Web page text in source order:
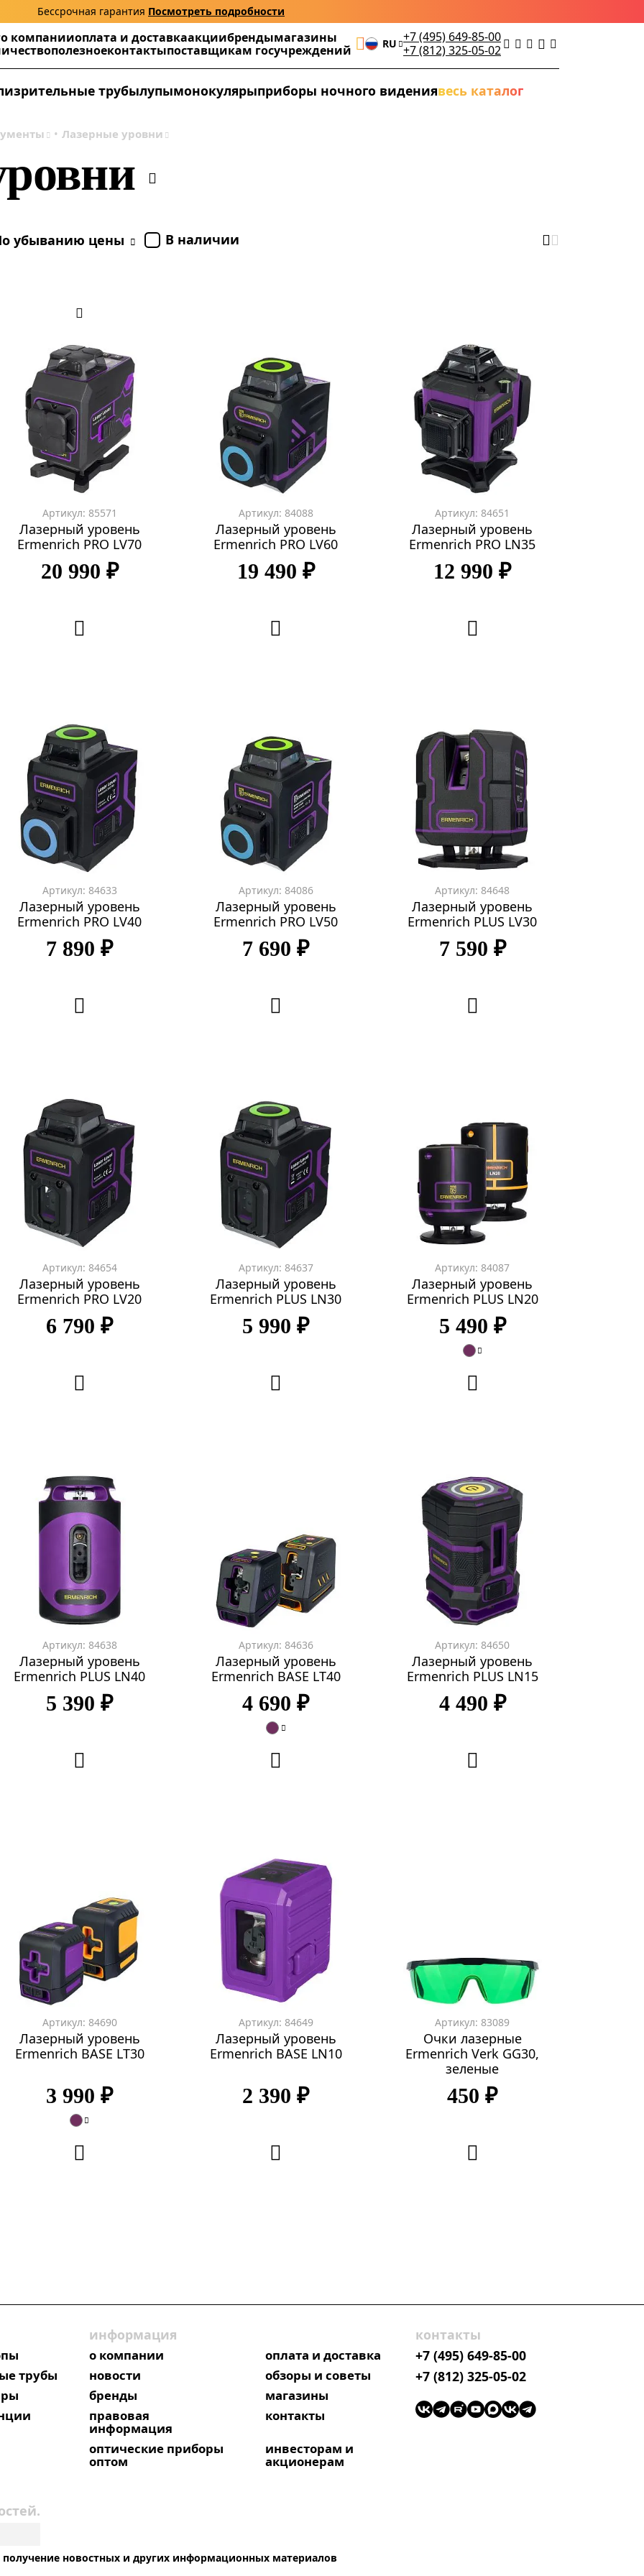
Бессрочная гарантия Посмотреть подробности
о компанииоплата и доставкаакциибрендымагазины
полезноеконтактыпоставщикам госучреждений RU +7 (495) 649-85-00
+7 (812) 325-05-02
зрительные трубылупымонокулярыприборы ночного видениявесь каталог
Лазерные уровни
убыванию цены В наличии
Артикул: 85571
Лазерный уровень
Ermenrich PRO LV70
20 990 ₽
Артикул: 84088
Лазерный уровень
Ermenrich PRO LV60
19 490 ₽
Артикул: 84651
Лазерный уровень
Ermenrich PRO LN35
12 990 ₽
Артикул: 84633
Лазерный уровень
Ermenrich PRO LV40
7 890 ₽
Артикул: 84086
Лазерный уровень
Ermenrich PRO LV50
7 690 ₽
Артикул: 84648
Лазерный уровень
Ermenrich PLUS LV30
7 590 ₽
Артикул: 84654
Лазерный уровень
Ermenrich PRO LV20
6 790 ₽
Артикул: 84637
Лазерный уровень
Ermenrich PLUS LN30
5 990 ₽
Артикул: 84087
Лазерный уровень
Ermenrich PLUS LN20
5 490 ₽
Артикул: 84638
Лазерный уровень
Ermenrich PLUS LN40
5 390 ₽
Артикул: 84636
Лазерный уровень
Ermenrich BASE LT40
4 690 ₽
Артикул: 84650
Лазерный уровень
Ermenrich PLUS LN15
4 490 ₽
Артикул: 84690
Лазерный уровень
Ermenrich BASE LT30
3 990 ₽
Артикул: 84649
Лазерный уровень
Ermenrich BASE LN10
2 390 ₽
Артикул: 83089
Очки лазерные
Ermenrich Verk GG30,
зеленые
450 ₽
трубы
информация
о компании
оплата и доставка
новости
обзоры и советы
бренды
магазины
правовая
информация
контакты
оптические приборы
оптом
инвесторам и
акционерам
контакты
+7 (495) 649-85-00
+7 (812) 325-05-02
получение новостных и других информационных материалов